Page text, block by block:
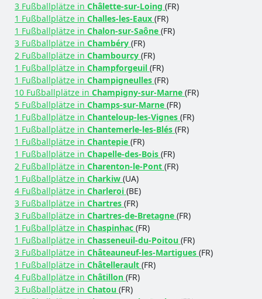
3 Fußballplätze in Châlette-sur-Loing (FR)
1 Fußballplätze in Challes-les-Eaux (FR)
1 Fußballplätze in Chalon-sur-Saône (FR)
3 Fußballplätze in Chambéry (FR)
2 Fußballplätze in Chambourcy (FR)
1 Fußballplätze in Champforgeuil (FR)
1 Fußballplätze in Champigneulles (FR)
10 Fußballplätze in Champigny-sur-Marne (FR)
5 Fußballplätze in Champs-sur-Marne (FR)
1 Fußballplätze in Chanteloup-les-Vignes (FR)
1 Fußballplätze in Chantemerle-les-Blés (FR)
1 Fußballplätze in Chantepie (FR)
1 Fußballplätze in Chapelle-des-Bois (FR)
2 Fußballplätze in Charenton-le-Pont (FR)
1 Fußballplätze in Charkiw (UA)
4 Fußballplätze in Charleroi (BE)
3 Fußballplätze in Chartres (FR)
3 Fußballplätze in Chartres-de-Bretagne (FR)
1 Fußballplätze in Chaspinhac (FR)
1 Fußballplätze in Chasseneuil-du-Poitou (FR)
3 Fußballplätze in Châteauneuf-les-Martigues (FR)
1 Fußballplätze in Châtellerault (FR)
4 Fußballplätze in Châtillon (FR)
3 Fußballplätze in Chatou (FR)